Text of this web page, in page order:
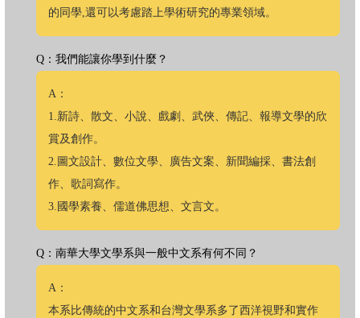
的同學,還可以考慮踏上學術研究的專業領域。
Q：我們能讓你學到什麼？
A：
1.新詩、散文、小說、戲劇、武俠、傳記、報導文學的欣
賞及創作。
2.圖文設計、數位文學、廣告文案、新聞編採、書法創
作、歌詞寫作。
3.國學素養、儒道佛思想、文言文。
Q：南華大學文學系與一般中文系有何不同？
A：
本系比傳統的中文系和台灣文學系多了西洋視野和實作